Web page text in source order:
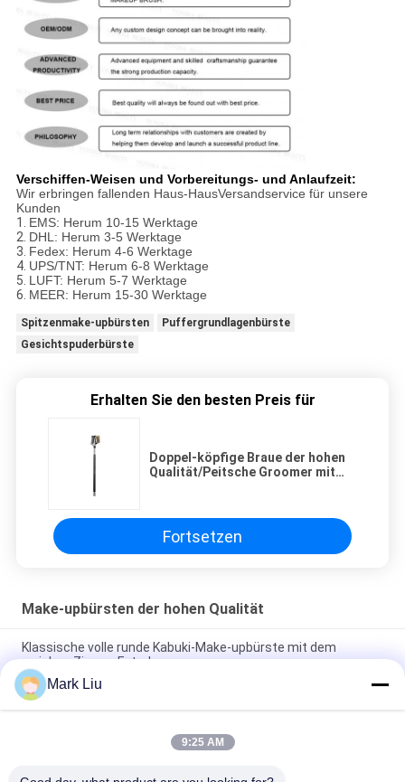
Verschiffen-Weisen und Vorbereitungs- und Anlaufzeit:
Wir erbringen fallenden Haus-HausVersandservice für unsere
Kunden
1. EMS: Herum 10-15 Werktage
2. DHL: Herum 3-5 Werktage
3. Fedex: Herum 4-6 Werktage
4. UPS/TNT: Herum 6-8 Werktage
5. LUFT: Herum 5-7 Werktage
6. MEER: Herum 15-30 Werktage
Spitzenmake-upbürsten
Puffergrundlagenbürste
Gesichtspuderbürste
Erhalten Sie den besten Preis für
Doppel-köpfige Braue der hohen
Qualität/Peitsche Groomer mit
Fortsetzen
Make-upbürsten der hohen Qualität
Klassische volle runde Kabuki-Make-upbürste mit dem
weichen Ziegen-Extrahaar
Vonira-Schönheits-große Fan-Ziegen-Haar-Make-
upbürste/hölzerner Griff-Spitzenmake-upbürsten
Ultra weiches Ziegen-Haar-bloße Backen-Make-upbürste mit
Mark Liu
9:25 AM